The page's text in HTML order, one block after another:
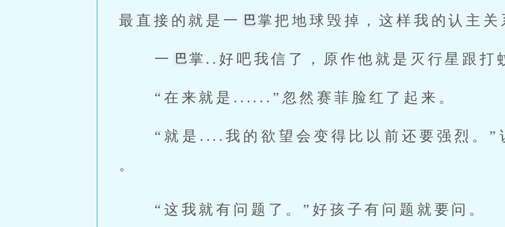
最直接的就是一
掌把地球毁掉，这样我的认主
一 掌..好吧我信了，原作他就是灭行星跟打
“在来就是......”忽然赛菲脸红了起来。
“就是....我的欲望会变得比以前还要强烈。”
。
“这我就有问题了。”好孩子有问题就要问。